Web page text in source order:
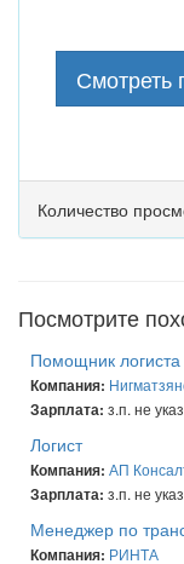
Смотреть
Количество
Посмотрите
Помощник логиста
Компания:
Зарплата: з.п. не
Логист
Компания: АП
Зарплата: з.п. не
Менеджер по
Компания: РИНТА